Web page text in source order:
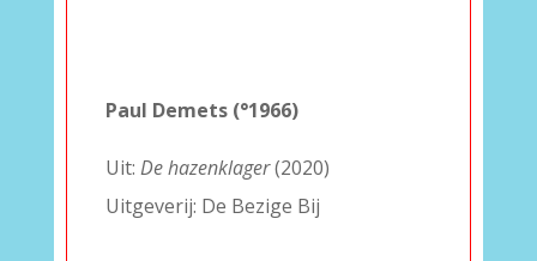
Paul Demets (°1966)
Uit: De hazenklager(2020)
Uitgeverij: De Bezige Bij